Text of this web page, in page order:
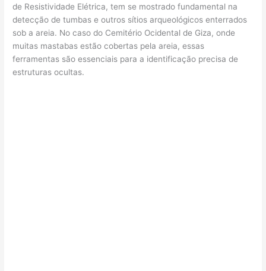
de Resistividade Elétrica, tem se mostrado fundamental na
detecção de tumbas e outros sítios arqueológicos enterrados
sob a areia. No caso do Cemitério Ocidental de Giza, onde
muitas mastabas estão cobertas pela areia, essas
ferramentas são essenciais para a identificação precisa de
estruturas ocultas.